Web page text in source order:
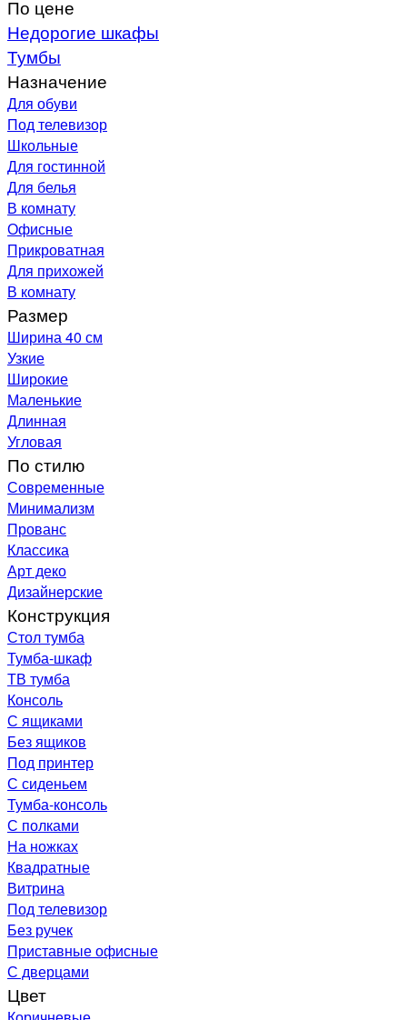
По цене
Недорогие шкафы
Тумбы
Назначение
Для обуви
Под телевизор
Школьные
Для гостинной
Для белья
В комнату
Офисные
Прикроватная
Для прихожей
В комнату
Размер
Ширина 40 см
Узкие
Широкие
Маленькие
Длинная
Угловая
По стилю
Современные
Минимализм
Прованс
Классика
Арт деко
Дизайнерские
Конструкция
Стол тумба
Тумба-шкаф
ТВ тумба
Консоль
С ящиками
Без ящиков
Под принтер
С сиденьем
Тумба-консоль
С полками
На ножках
Квадратные
Витрина
Под телевизор
Без ручек
Приставные офисные
С дверцами
Цвет